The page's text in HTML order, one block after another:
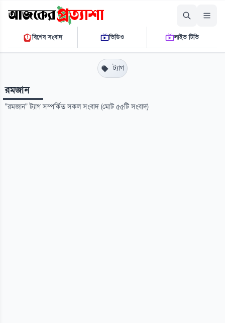
শনিবার, ০৮ আগস্ট ২০২৬
১০ ৪৩ ৪৫ এ.এম.THE DAILY AJKER PROTTASHA
বিশেষ সংবাদ ভিডিও লাইভ টিভি
ট্যাগ
রমজান
"রমজান" ট্যাগ সম্পর্কিত সকল সংবাদ (মোট ৫৫টি সংবাদ)